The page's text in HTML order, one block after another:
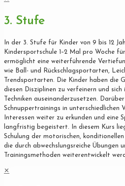
3. Stufe
In der 3. Stufe für Kinder von 9 bis 12
Kindersportschule 1–2 Mal pro Woche
ermöglicht eine weiterführende
wie Ball- und Rückschlagsportarten,
Trendsportarten. Die Kinder haben die
diesen Disziplinen zu verfeinern und
Techniken auseinanderzusetzen.
Schnuppertrainings in unterschiedlichen
Interessen weiter zu erkunden und eine
langfristig begeistert. In diesem Kurs
Schulung der motorischen,
die durch abwechslungsreiche Übungen
Trainingsmethoden weiterentwickelt
✕